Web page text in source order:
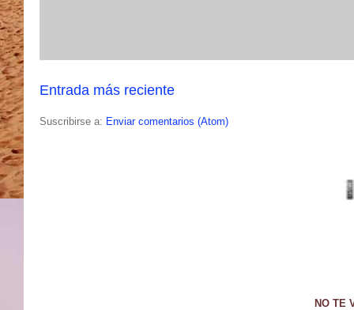
Entrada más reciente
Suscribirse a: Enviar comentarios (Atom)
NO TE